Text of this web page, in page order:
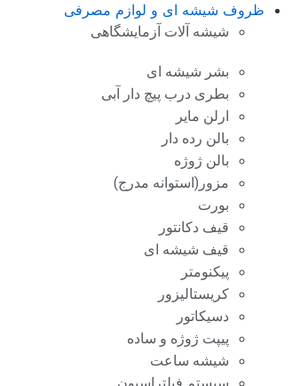
ظروف شیشه ای و لوازم مصرفی
شیشه آلات آزمایشگاهی
بشر شیشه ای
بطری درب پیچ دار آبی
ارلن مایر
بالن رده دار
بالن ژوژه
مزور(استوانه مدرج)
بورت
قیف دکانتور
قیف شیشه ای
پیکنومتر
کریستالیزور
دسیکاتور
پیپت ژوژه و ساده
شیشه ساعت